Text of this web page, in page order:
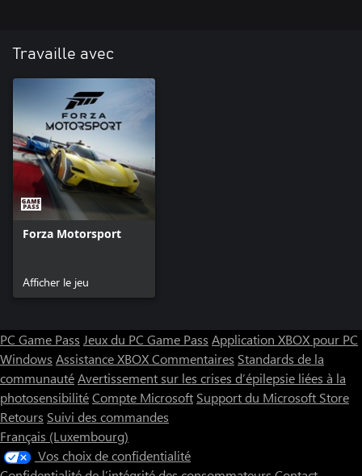
Travaille avec
Forza Motorsport
Afficher le jeu
PC Game Pass Jeux du PC Game Pass Application XBOX pour PC
Windows Assistance XBOXCommentaires Standards de la
communautéAvertissement sur les crises d’épilepsie liées à la
photosensibilitéCompte Microsoft Support du Microsoft Store
Retours Suivi des commandes
Français (Luxembourg)
Vos choix de confidentialité